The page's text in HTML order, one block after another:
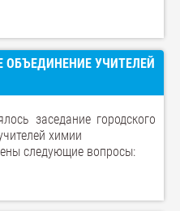
ОБЪЕДИНЕНИЕ УЧИТЕЛЕЙ
заседание городского
химии
следующие вопросы: